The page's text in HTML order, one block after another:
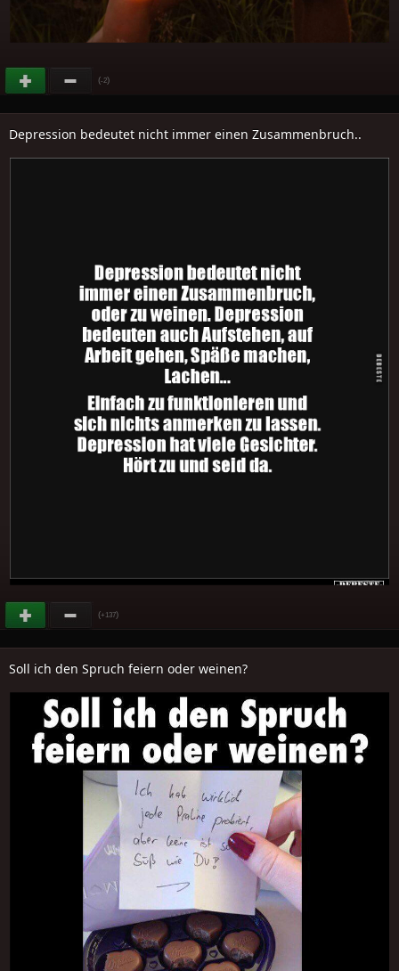
(-2)
Depression bedeutet nicht immer einen Zusammenbruch..
(+137)
Soll ich den Spruch feiern oder weinen?